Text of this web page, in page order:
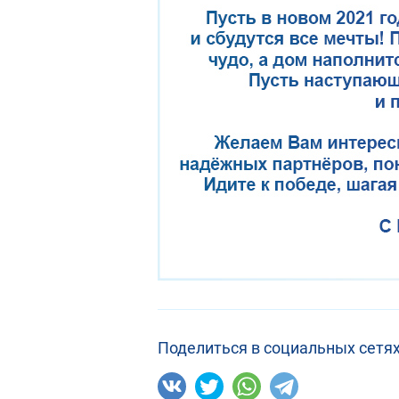
Поделиться в социальных